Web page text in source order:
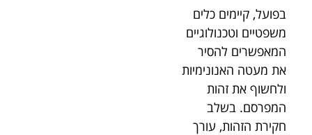
בפועל, קיימים כלים
משפטיים וטכנולוגיים
המאפשרים להסיר
את מעטה האנונימיות
ולחשוף את זהות
המפרסם. בשלב
חקירת הזהות, עורך